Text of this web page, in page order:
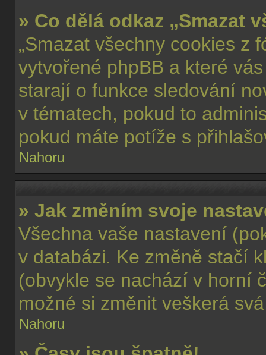
» Co dělá odkaz „Smazat
„Smazat všechny cookies z
vytvořené phpBB a které
starají o funkce sledování
v tématech, pokud to
pokud máte potíže s
Nahoru
» Jak změním svoje
Všechna vaše nastavení
v databázi. Ke změně stačí
(obvykle se nachází v horní
možné si změnit veškerá
Nahoru